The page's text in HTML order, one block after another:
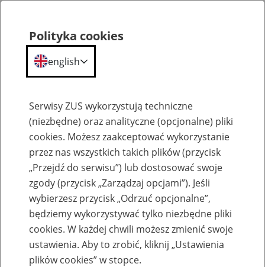
Szkolenia
Zaproś ZUS do siebie: eZUS, wizyty
rezerwowane, e-wizyty, Aktywni 50+
Polityka cookies
english
Serwisy ZUS wykorzystują techniczne
(niezbędne) oraz analityczne (opcjonalne) pliki
cookies. Możesz zaakceptować wykorzystanie
przez nas wszystkich takich plików (przycisk
„Przejdź do serwisu”) lub dostosować swoje
zgody (przycisk „Zarządzaj opcjami”). Jeśli
wybierzesz przycisk „Odrzuć opcjonalne”,
będziemy wykorzystywać tylko niezbędne pliki
cookies. W każdej chwili możesz zmienić swoje
ustawienia. Aby to zrobić, kliknij „Ustawienia
plików cookies” w stopce.